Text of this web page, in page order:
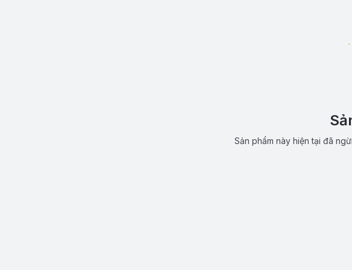
Sản phẩm này hiện tại đã